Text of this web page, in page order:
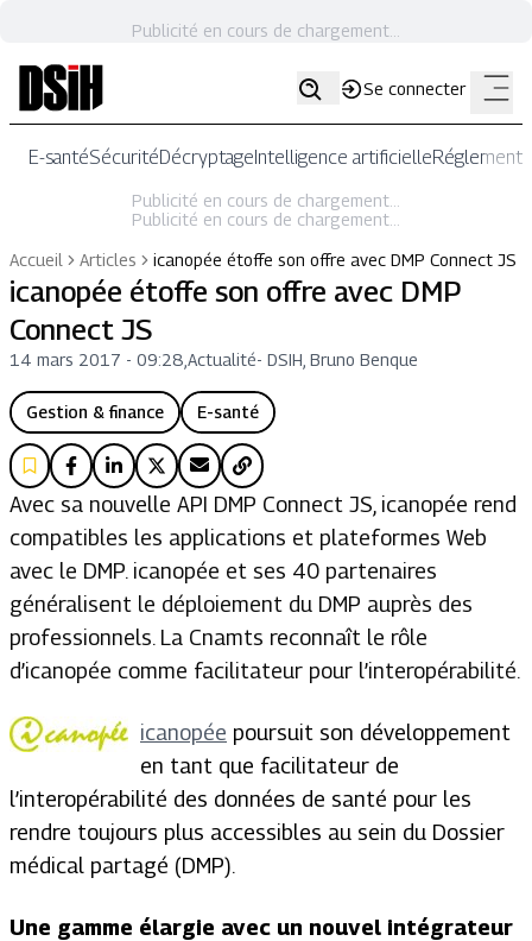
Publicité en cours de chargement...
Se connecter
E-santéSécuritéDécryptageIntelligence artificielle
Publicité en cours de chargement...
Publicité en cours de chargement...
Accueil
Articles icanopée étoffe son offre avec DMP Connect JS
icanopée étoffe son offre avec DMP
Connect JS
14 mars 2017 - 09:28 Actualité- DSIH, Bruno Benque
Gestion & finance E-santé
Avec sa nouvelle API DMP Connect JS, icanopée rend
compatibles les applications et plateformes Web
avec le DMP. icanopée et ses 40 partenaires
généralisent le déploiement du DMP auprès des
professionnels. La Cnamts reconnaît le rôle
d’icanopée comme facilitateur pour l’interopérabilité.
icanopée poursuit son développement
en tant que facilitateur de
l’interopérabilité des données de santé pour les
rendre toujours plus accessibles au sein du Dossier
médical partagé (DMP).
Une gamme élargie avec un nouvel intégrateur